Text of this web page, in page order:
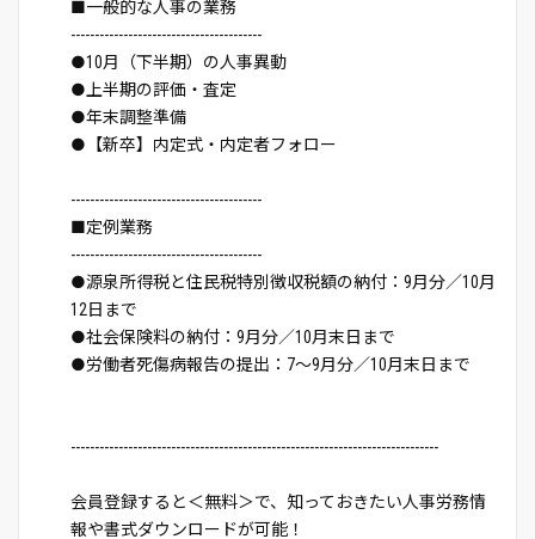
■一般的な人事の業務
----------------------------------------
●10月（下半期）の人事異動
●上半期の評価・査定
●年末調整準備
●【新卒】内定式・内定者フォロー
----------------------------------------
■定例業務
----------------------------------------
●源泉所得税と住民税特別徴収税額の納付：9月分／10月
12日まで
●社会保険料の納付：9月分／10月末日まで
●労働者死傷病報告の提出：7～9月分／10月末日まで
-----------------------------------------------------------------------------
会員登録すると＜無料＞で、知っておきたい人事労務情
報や書式ダウンロードが可能！